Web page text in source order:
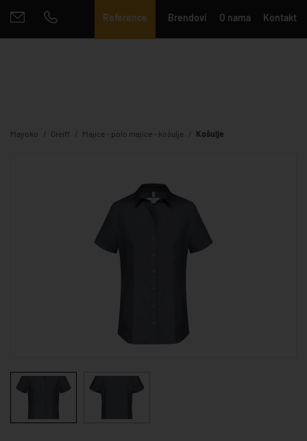
Reference Brendovi O nama Kontakt
Mayoko Greiff Majice - polo majice - košulje Košulje